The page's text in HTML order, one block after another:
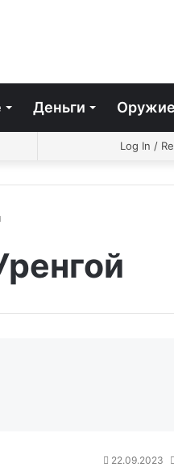
Деньги Оружие
Случайная
Log In /
22.09.2023